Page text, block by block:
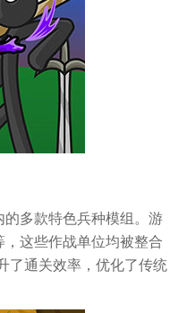
的多款特色兵种模组。游
这些作战单位均被整合
了通关效率，优化了传统